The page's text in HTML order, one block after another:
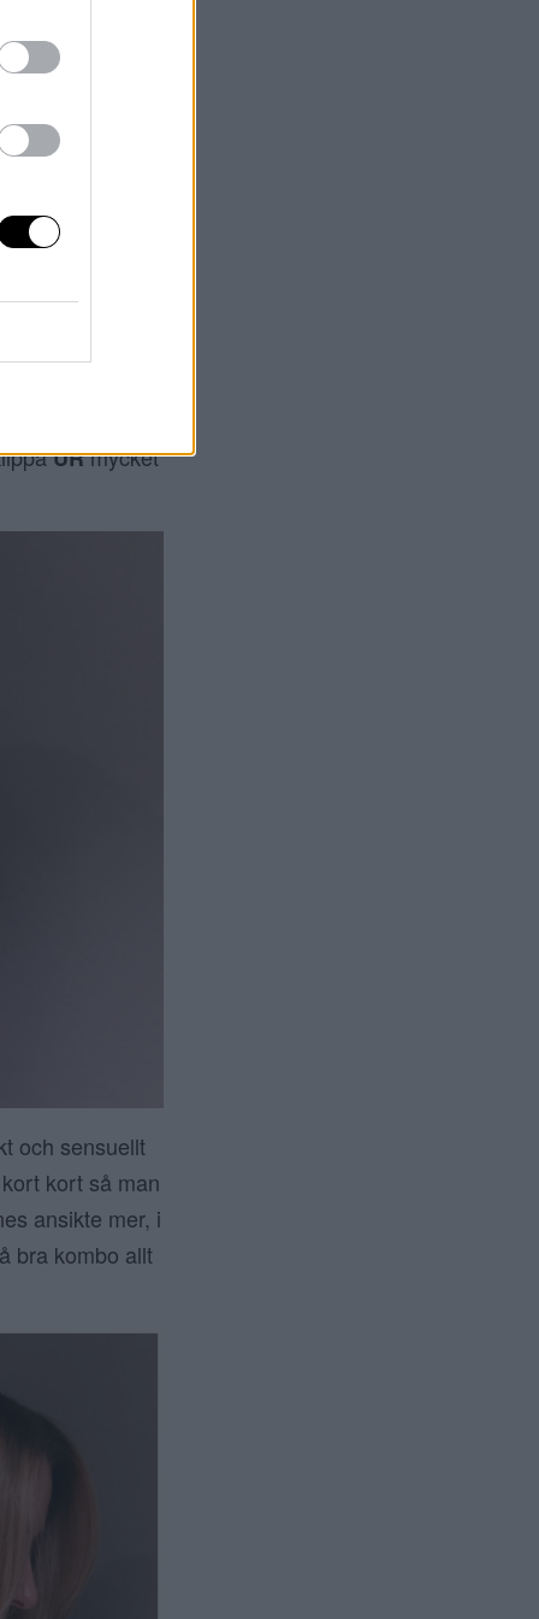
mörkare
Jag ville ha
URmycket
och sensuellt
kort så man
ansikte mer, i
bra kombo allt